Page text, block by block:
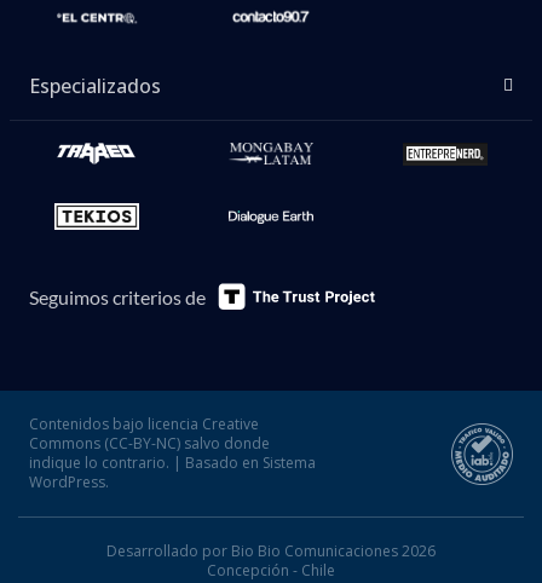
Especializados
Seguimos criterios de
Contenidos bajo licencia Creative
Commons (CC-BY-NC) salvo donde
indique lo contrario. | Basado en Sistema
WordPress.
Desarrollado por Bio Bio Comunicaciones 2026
Concepción - Chile